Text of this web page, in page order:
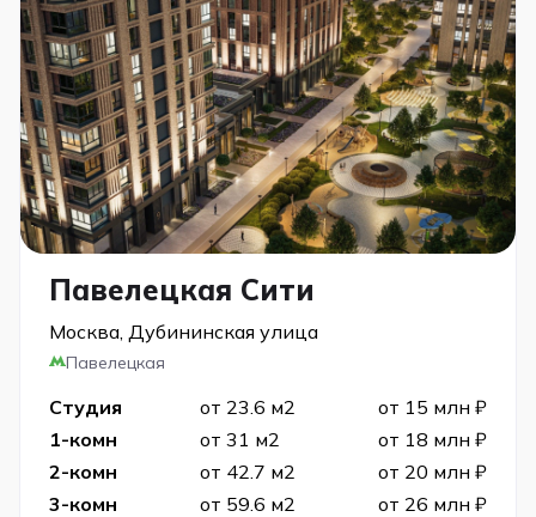
Павелецкая Сити
Москва, Дубининская улица
Павелецкая
Студия от 23.6 м2
от 15 млн ₽
1-комн
от 31 м2
от 18 млн ₽
2-комн
от 42.7 м2
от 20 млн ₽
3-комн
от 59.6 м2
от 26 млн ₽